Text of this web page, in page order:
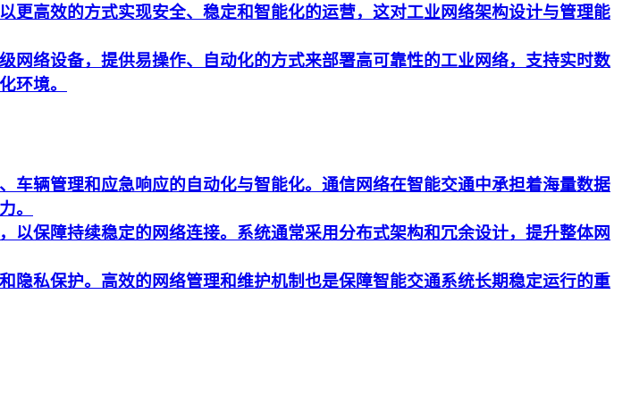
更高效的方式实现安全、稳定和智能化的运营，这对工业网络架构设计与管理能
络设备，提供易操作、自动化的方式来部署高可靠性的工业网络，支持实时数
环境。
辆管理和应急响应的自动化与智能化。通信网络在智能交通中承担着海量数据
。
保障持续稳定的网络连接。系统通常采用分布式架构和冗余设计，提升整体网
私保护。高效的网络管理和维护机制也是保障智能交通系统长期稳定运行的重